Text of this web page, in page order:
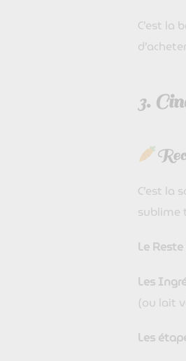
C’est la
3.
C’est la
sublime
Le
Les
(ou lait
Les